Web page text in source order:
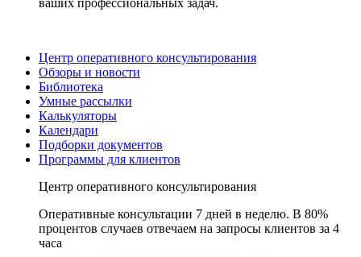
ваших профессиональных задач.
Центр оперативного консультирования
Обзоры и новости
Библиотека
Умные рассылки
Калькуляторы
Календари
Подборки документов
Программы для клиентов
Центр оперативного консультирования
Оперативные консультации 7 дней в неделю. В 80%
процентов случаев отвечаем на запросы клиентов за 4
часа